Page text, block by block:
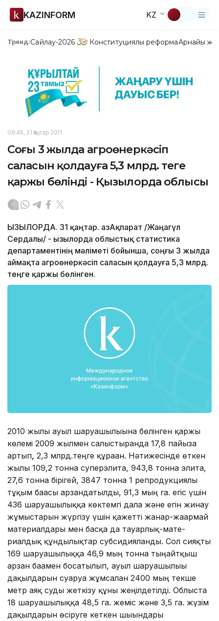
KAZINFORM KZ
Тренд:Сайлау-2026 Конституциялық реформаАрнайы
09:45, 31 Қаңтар 2011
Соңғы 3 жылда агроөнеркәсіп
саласын қолдауға 5,3 млрд. теңге
қаржы бөлінді - Қызылорда облысы
ҚЫЗЫЛОРДА. 31 қаңтар. ҚазАқпарат /Жаңагүл
Сердалы/ - Қызылорда облыстық статистика
департаментінің мәліметі бойынша, соңғы 3 жылда
аймақта агроөнеркәсіп сала­сын қолдауға 5,3 млрд.
теңге қаржы бөлінген.
2010 жылы ауыл шаруашылығына бөлінген қаржы
көлемі 2009 жылмен салыстырғанда 17,8 пайызға
артып, 2,3 млрд.теңге құраған. Нәтижесінде өткен
жылы 109,2 тонна суперэлита, 943,8 тонна элита,
27,6 тонна бірігей, 3847 тонна 1 репродукциялы
тұқым бағасы арзандатылды, 91,3 мың га. егіс үшін
436 шаруашылыққа көктемгі дала және егін жинау
жұмыстарын жүргізу үшін қажетті жанар-жағармай
материал­дары мен басқа да тауарлық-мате­
риалдық құндылықтар субсидия­ланды. Сол сияқты
169 шаруашылыққа 46,9 мың тонна тыңайтқыш
арзан бағамен босатылып, ауыл шаруашылығы
дақыл­дарын суаруға жұмсалған 2400 мың текше
метр аяқ суды жеткізу құны жеңілдетілді. Облыста
18 шаруашылыққа 48,5 га. жеміс және 3,5 га. жүзім
дақылдарын өсіруге кеткен шығындары